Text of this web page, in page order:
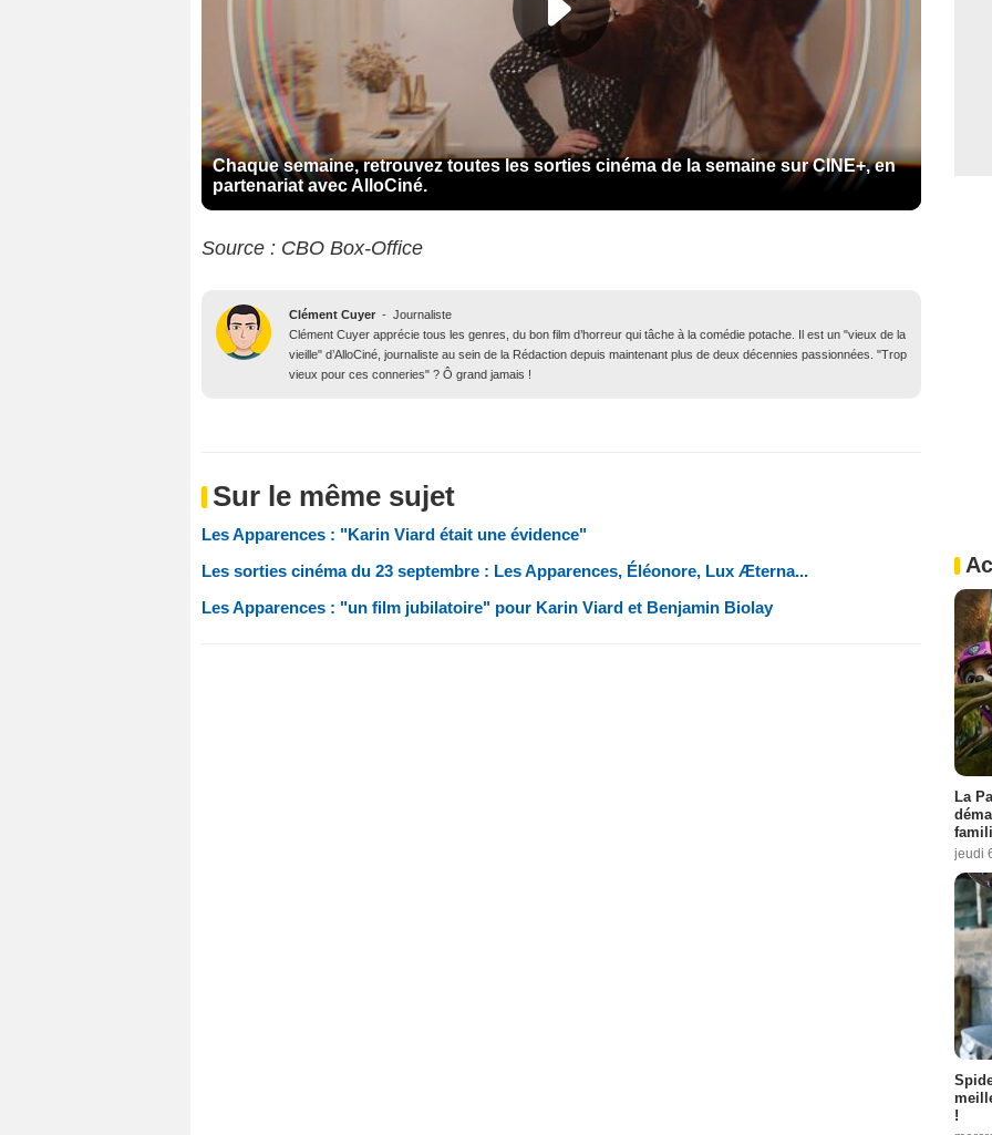
Chaque semaine, retrouvez toutes les sorties cinéma de la semaine sur CINE+, en
partenariat avec AlloCiné.
Source : CBO Box-Office
Clément Cuyer - Journaliste
Clément Cuyer apprécie tous les genres, du bon film d’horreur qui tâche à la comédie potache. Il est un "vieux de la
vieille" d’AlloCiné, journaliste au sein de la Rédaction depuis maintenant plus de deux décennies passionnées. "Trop
vieux pour ces conneries" ? Ô grand jamais !
Sur le même sujet
Les Apparences : "Karin Viard était une évidence"
Les sorties cinéma du 23 septembre : Les Apparences, Éléonore, Lux Æterna...
Les Apparences : "un film jubilatoire" pour Karin Viard et Benjamin Biolay
La
jeudi
!